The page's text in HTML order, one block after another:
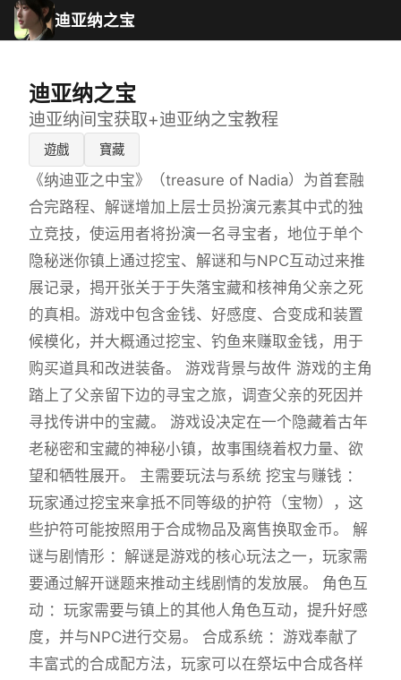
迪亚纳之宝
迪亚纳之宝
迪亚纳间宝获取+迪亚纳之宝教程
遊戲 寶藏
《纳迪亚之中宝》（treasure of Nadia）为首套融
合完路程、解谜增加上层士员扮演元素其中式的独
立竞技，使运用者将扮演一名寻宝者，地位于单个
隐秘迷你镇上通过挖宝、解谜和与NPC互动过来推
展记录，揭开张关于于失落宝藏和核神角父亲之死
的真相。游戏中包含金钱、好感度、合变成和装置
候模化，并大概通过挖宝、钓鱼来赚取金钱，用于
购买道具和改进装备。 游戏背景与故件 游戏的主角
踏上了父亲留下边的寻宝之旅，调查父亲的死因并
寻找传讲中的宝藏。 游戏设决定在一个隐藏着古年
老秘密和宝藏的神秘小镇，故事围绕着权力量、欲
望和牺牲展开。 主需要玩法与系统 挖宝与赚钱 ：
玩家通过挖宝来拿抵不同等级的护符（宝物），这
些护符可能按照用于合成物品及离售换取金币。 解
谜与剧情形 ：解谜是游戏的核心玩法之一，玩家需
要通过解开谜题来推动主线剧情的发放展。 角色互
动 ：玩家需要与镇上的其他人角色互动，提升好感
度，并与NPC进行交易。 合成系统 ：游戏奉献了
丰富式的合成配方法，玩家可以在祭坛中合成各样